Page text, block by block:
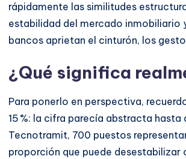
rápidamente las similitudes
estabilidad del mercado inmobiliario
bancos aprietan el cinturón, los
¿Qué significa
Para ponerlo en perspectiva,
15 %: la cifra parecía abstracta
Tecnotramit, 700 puestos
proporción que puede desestabilizar